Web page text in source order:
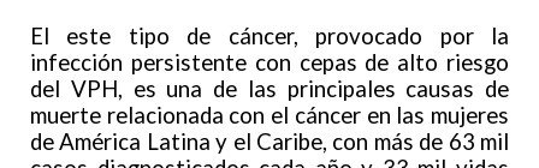
El este tipo de cáncer, provocado por la
infección persistente con cepas de alto riesgo
del VPH, es una de las principales causas de
muerte relacionada con el cáncer en las mujeres
de América Latina y el Caribe, con más de 63 mil